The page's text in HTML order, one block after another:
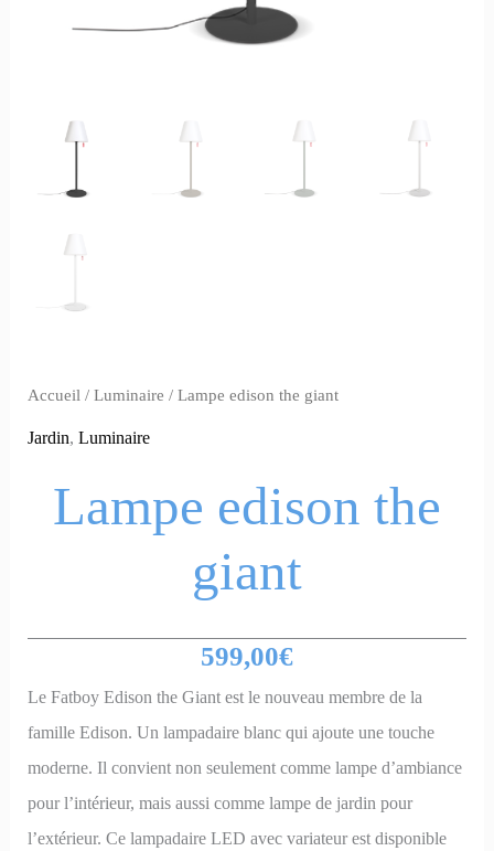
Accueil /Luminaire / Lampe edison the giant
Jardin,Luminaire
Lampe edison the
giant
599,00€
Le Fatboy Edison the Giant est le nouveau membre de la
famille Edison. Un lampadaire blanc qui ajoute une touche
moderne. Il convient non seulement comme lampe d’ambiance
pour l’intérieur, mais aussi comme lampe de jardin pour
l’extérieur. Ce lampadaire LED avec variateur est disponible